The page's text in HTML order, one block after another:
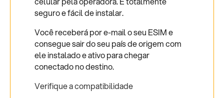
seguro e fácil de instalar.
Você receberá por e-mail o seu ESIM e
consegue sair do seu país de origem com
ele instalado e ativo para chegar
conectado no destino.
Verifique a compatibilidade